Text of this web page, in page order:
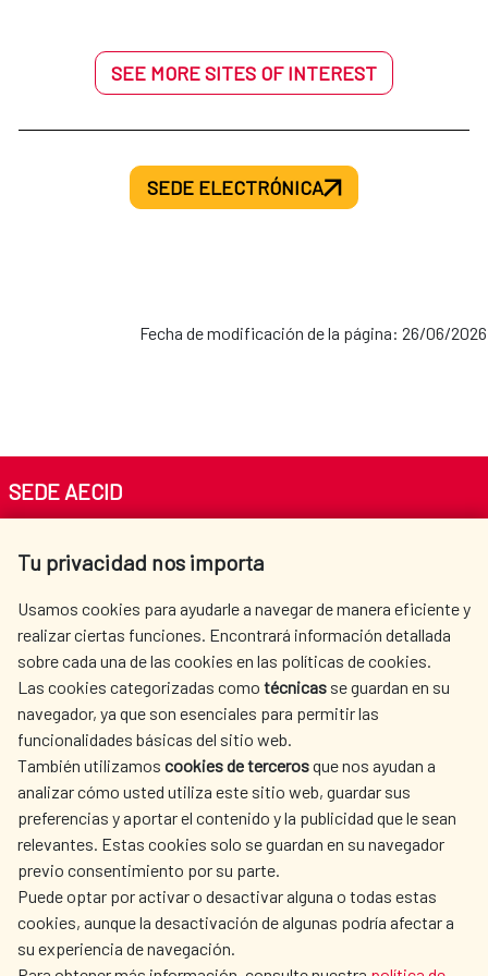
SEE MORE SITES OF INTEREST
SEDE ELECTRÓNICA
Fecha de modificación de la página: 26/06/2026
Tu privacidad nos importa
Usamos cookies para ayudarle a navegar de manera eficiente y
realizar ciertas funciones. Encontrará información detallada
sobre cada una de las cookies en las políticas de cookies.
Las cookies categorizadas como técnicas se guardan en su
navegador, ya que son esenciales para permitir las
funcionalidades básicas del sitio web.
También utilizamos cookies de tercerosque nos ayudan a
analizar cómo usted utiliza este sitio web, guardar sus
preferencias y aportar el contenido y la publicidad que le sean
relevantes. Estas cookies solo se guardan en su navegador
previo consentimiento por su parte.
Puede optar por activar o desactivar alguna o todas estas
cookies, aunque la desactivación de algunas podría afectar a
su experiencia de navegación.
SEDE AECID
Tel. +34 900 20 30 54​​​​​​​
AECID
WHERE DO WE COOPERATE?
SPANISH HUMANITARIAN
ACTION
PRESS ROOM
CULTURE AND SCIENCE LIBRARY
OUR SOCIAL MEDIA